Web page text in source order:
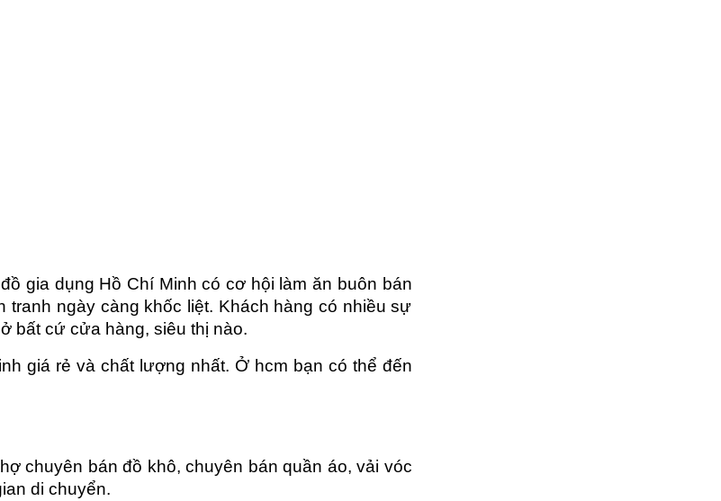
gia dụng Hồ Chí Minh có cơ hội làm ăn buôn bán
ngày càng khốc liệt. Khách hàng có nhiều sự
bất cứ cửa hàng, siêu thị nào.
giá rẻ và chất lượng nhất. Ở hcm bạn có thể đến
chuyên bán đồ khô, chuyên bán quần áo, vải vóc
di chuyển.